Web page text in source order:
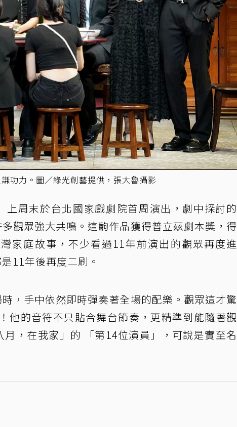
功力。圖／綠光創藝提供，張大魯攝影
周末於台北國家戲劇院首周演出，劇中探討的
觀眾強大共鳴。這齣作品獲得普立茲劇本獎，得
家庭故事，不少看過11年前演出的觀眾再度進
11年後再度二刷。
，手中依然即時彈奏著全場的配樂。觀眾這才驚
他的音符不只貼合舞台節奏，更精準到能隨著觀
，在我家」的 「第14位演員」，可說是實至名